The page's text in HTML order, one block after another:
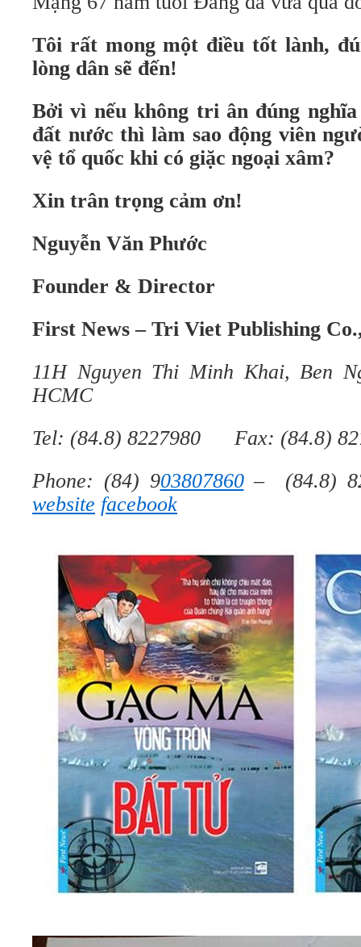
Tôi rất mong một điều tốt lành,
lòng dân sẽ đến!
Bởi vì nếu không tri ân đúng
đất nước thì làm sao động viên
vệ tổ quốc khi có giặc ngoại xâm?
Xin trân trọng cảm ơn!
Nguyễn Văn Phước
Founder & Director
First News – Tri Viet Publishing
11H Nguyen Thi Minh Khai, Ben
HCMC
Tel: (84.8) 8227980 Fax: (84.8)
Phone: (84) 903807860– (84.8)
website facebook